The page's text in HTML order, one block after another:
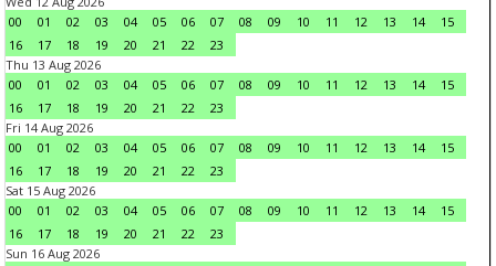
00
01 02 03 04 05 06 07 08 09 10 11 12 13 14
15
16
17 18 19 20 21 22
23
Thu 13 Aug 2026
00
01 02 03 04 05 06 07 08 09 10 11 12 13 14
15
16
17 18 19 20 21 22
23
Fri 14 Aug 2026
00
01 02 03 04 05 06 07 08 09 10 11 12 13 14
15
16
17 18 19 20 21 22
23
Sat 15 Aug 2026
00
01 02 03 04 05 06 07 08 09 10 11 12 13 14
15
16
17 18 19 20 21 22
23
Sun 16 Aug 2026